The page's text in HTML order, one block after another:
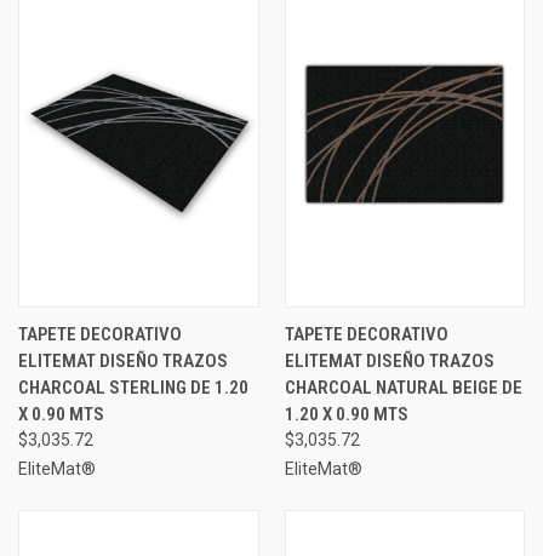
TAPETE DECORATIVO
ELITEMAT DISEÑO TRAZOS
CHARCOAL STERLING DE 1.20
X 0.90 MTS
$3,035.72
EliteMat®
TAPETE DECORATIVO
ELITEMAT DISEÑO TRAZOS
CHARCOAL NATURAL BEIGE DE
1.20 X 0.90 MTS
$3,035.72
EliteMat®